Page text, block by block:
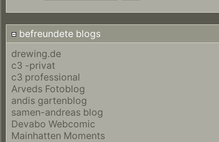
befreundete blogs
drewing.de
c3 -privat
c3 professional
Arveds Fotoblog
andis gartenblog
samen-andreas blog
Devabo Webcomic
Mainhatten Moments